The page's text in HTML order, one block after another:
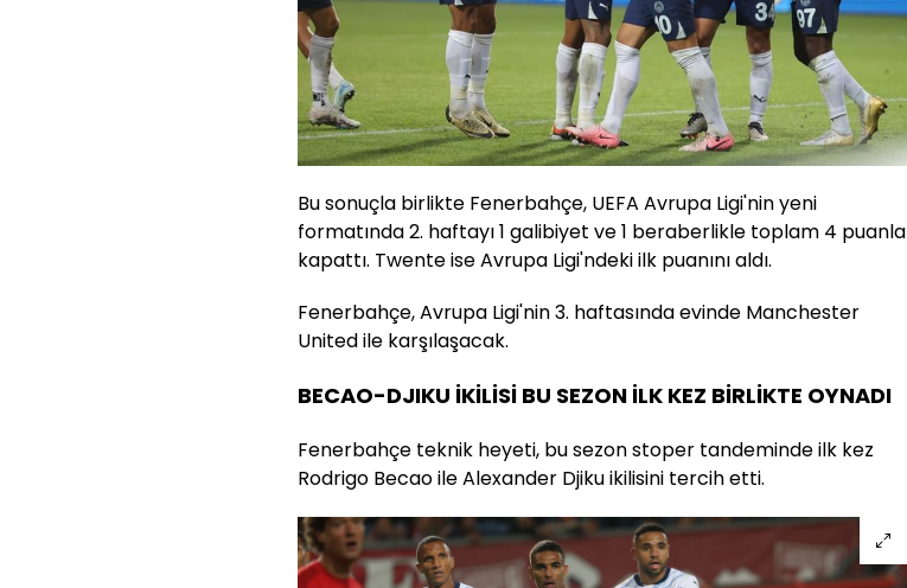
Bu sonuçla birlikte Fenerbahçe, UEFA Avrupa Ligi'nin yeni
formatında 2. haftayı 1 galibiyet ve 1 beraberlikle toplam 4 puanla
kapattı. Twente ise Avrupa Ligi'ndeki ilk puanını aldı.
Fenerbahçe, Avrupa Ligi'nin 3. haftasında evinde Manchester
United ile karşılaşacak.
BECAO-DJIKU İKİLİSİ BU SEZON İLK KEZ BİRLİKTE OYNADI
Fenerbahçe teknik heyeti, bu sezon stoper tandeminde ilk kez
Rodrigo Becao ile Alexander Djiku ikilisini tercih etti.